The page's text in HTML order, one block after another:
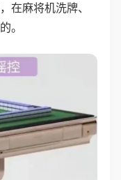
在麻将机洗牌、
。